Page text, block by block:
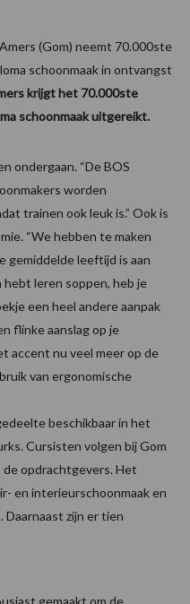
krijgt het 70.000ste
schoonmaak uitgereikt.
ondergaan. “De BOS
worden
trainen ook leuk is.” Ook is
“We hebben te maken
gemiddelde leeftijd is aan
leren soppen, heb je
een heel andere aanpak
flinke aanslag op je
accent nu veel meer op de
van ergonomische
beschikbaar in het
Cursisten volgen bij Gom
de opdrachtgevers. Het
en interieurschoonmaak en
Daarnaast zijn er tien